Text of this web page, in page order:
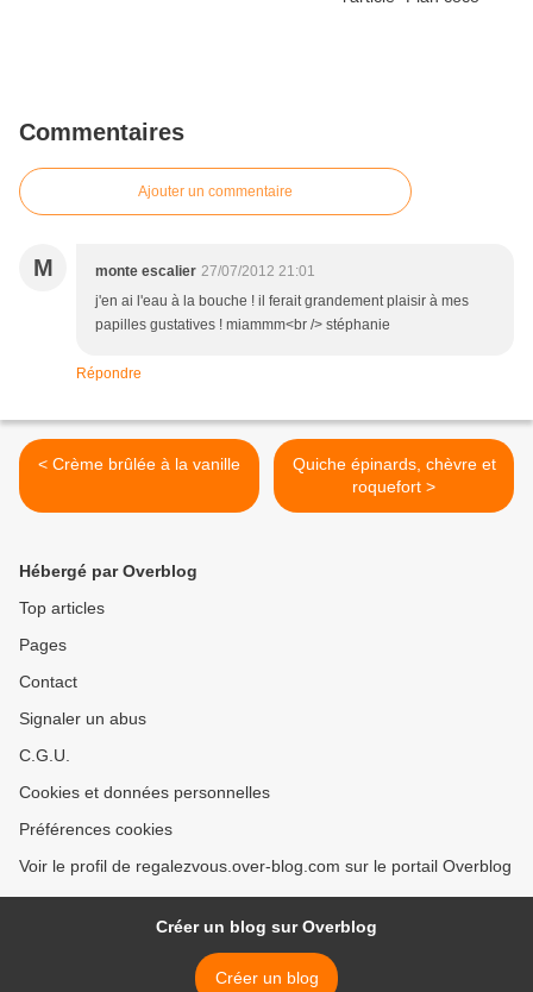
Commentaires
Ajouter un commentaire
M monte escalier 27/07/2012 21:01
j'en ai l'eau à la bouche ! il ferait grandement plaisir à mes
papilles gustatives ! miammm<br /> stéphanie
Répondre
< Crème brûlée à la vanille
Quiche épinards, chèvre et
roquefort >
Hébergé par Overblog
Top articles
Pages
Contact
Signaler un abus
C.G.U.
Cookies et données personnelles
Préférences cookies
Voir le profil de regalezvous.over-blog.com sur le portail Overblog
Créer un blog sur Overblog
Créer un blog